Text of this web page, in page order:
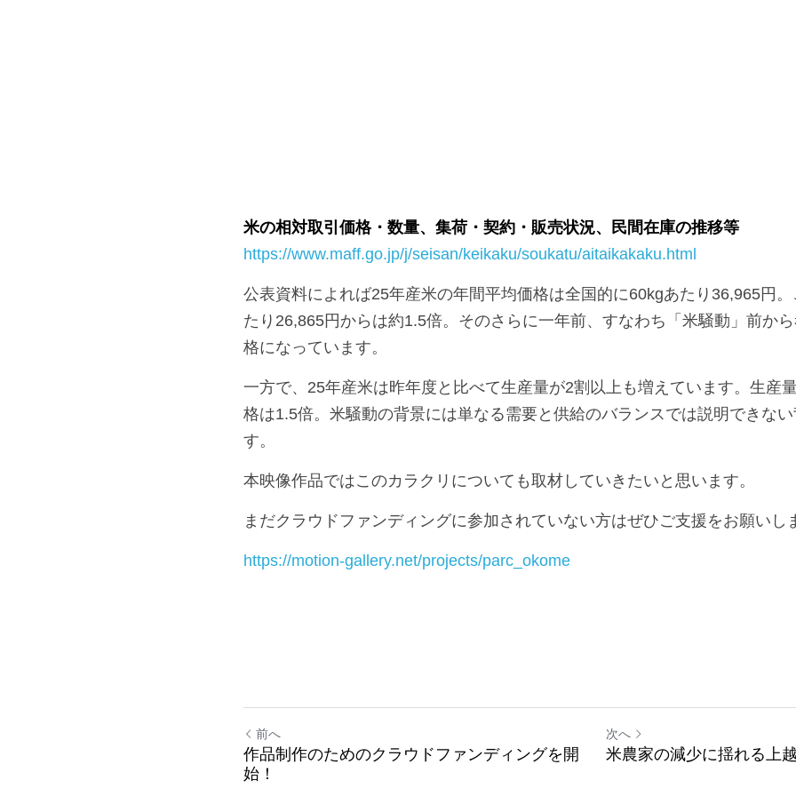
米の相対取引価格・数量、集荷・契約・販売状況、民間在庫の推移等
公表資料によれば25年産米の年間平均価格は全国的に60kgあたり36,965円
たり26,865円からは約1.5倍。そのさらに一年前、すなわち「米騒動」前か
一方で、25年産米は昨年度と比べて生産量が2割以上も増えています。生産
格は1.5倍。米騒動の背景には単なる需要と供給のバランスでは説明できな
本映像作品ではこのカラクリについても取材していきたいと思います。
まだクラウドファンディングに参加されていない方はぜひご支援をお願いし
https://motion-gallery.net/projects/parc_okome
前へ
作品制作のためのクラウドファンディングを開
始！
次へ
米農家の減少に揺れる上